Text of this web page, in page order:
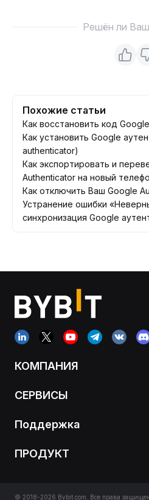
Решён ли
Похожие статьи
Как восстановить код
Как установить Google
authenticator)
Как экспортировать и
Authenticator на новый
Как отключить Ваш Google
Устранение ошибки
синхронизация Google
КОМПАНИЯ
СЕРВИСЫ
Поддержка
ПРОДУКТ
© 2018-2026 Bybit.com. Все права